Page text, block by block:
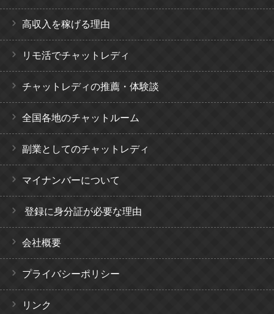
高収入を稼げる理由
リモ活でチャットレディ
チャットレディの推薦・体験談
全国各地のチャットルーム
副業としてのチャットレディ
マイナンバーについて
登録に身分証が必要な理由
会社概要
プライバシーポリシー
リンク